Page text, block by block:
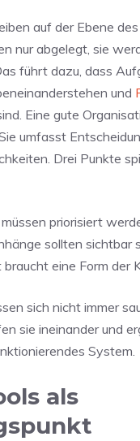
auf der Ebene
nur abgelegt, sie
führt dazu, dass
und
Eine gute
umfasst
Drei Punkte
priorisiert
sollten sichtbar
eine Form der
sich nicht immer
sie ineinander und
System.
als